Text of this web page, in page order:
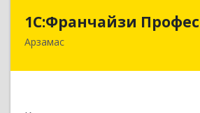
1С:Франчайзи
Арзамас
1С:Франчайзи
607227, Нижегородская обл,